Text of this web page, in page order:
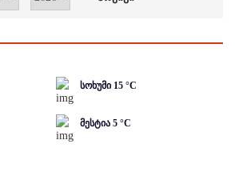
სოხუმი 15 °C
მესტია 5 °C